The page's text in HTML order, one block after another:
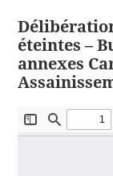
éteintes –
annexes